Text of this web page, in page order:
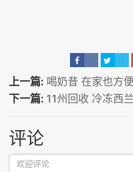
上一篇: 喝奶昔 在家也方便
下一篇: 11州回收 冷冻西
评论